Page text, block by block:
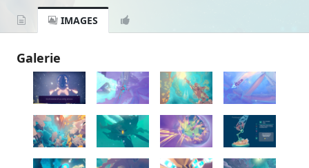
IMAGES
Galerie